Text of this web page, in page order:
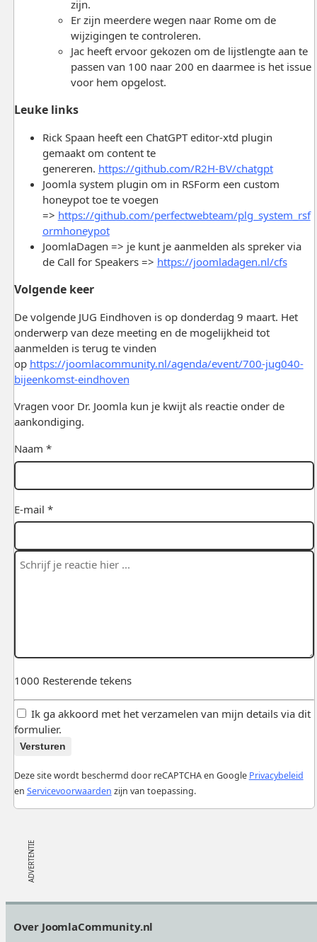
zijn.
Er zijn meerdere wegen naar Rome om de
wijzigingen te controleren.
Jac heeft ervoor gekozen om de lijstlengte aan te
passen van 100 naar 200 en daarmee is het issue
voor hem opgelost.
Leuke links
Rick Spaan heeft een ChatGPT editor-xtd plugin
gemaakt om content te
genereren. https://github.com/R2H-BV/chatgpt
Joomla system plugin om in RSForm een custom
honeypot toe te voegen
=> https://github.com/perfectwebteam/plg_system_rsf
ormhoneypot
JoomlaDagen => je kunt je aanmelden als spreker via
de Call for Speakers => https://joomladagen.nl/cfs
Volgende keer
De volgende JUG Eindhoven is op donderdag 9 maart. Het
onderwerp van deze meeting en de mogelijkheid tot
aanmelden is terug te vinden
op https://joomlacommunity.nl/agenda/event/700-jug040-
bijeenkomst-eindhoven
Vragen voor Dr. Joomla kun je kwijt als reactie onder de
aankondiging.
Naam *
E-mail *
1000 Resterende tekens
Ik ga akkoord met het verzamelen van mijn details via dit
formulier.
Versturen
Deze site wordt beschermd door reCAPTCHA en Google Privacybeleid
en Servicevoorwaarden zijn van toepassing.
Over JoomlaCommunity.nl